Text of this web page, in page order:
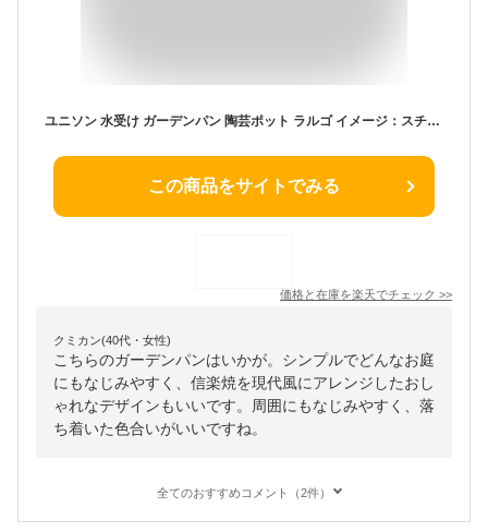
ユニソン 水受け ガーデンパン 陶芸ポット ラルゴ イメージ：スチールブラック ウォーターポットシリーズ 外 水道 おしゃれ シンプル 庭 玄関 水回り 可愛い かわいい クール 新居 エクステリア リフォーム 新築 お祝い プレゼント
この商品をサイトでみる
価格と在庫を楽天でチェック >>
クミカン(40代・女性)
こちらのガーデンパンはいかが。シンプルでどんなお庭
にもなじみやすく、信楽焼を現代風にアレンジしたおし
ゃれなデザインもいいです。周囲にもなじみやすく、落
ち着いた色合いがいいですね。
全てのおすすめコメント（2件）